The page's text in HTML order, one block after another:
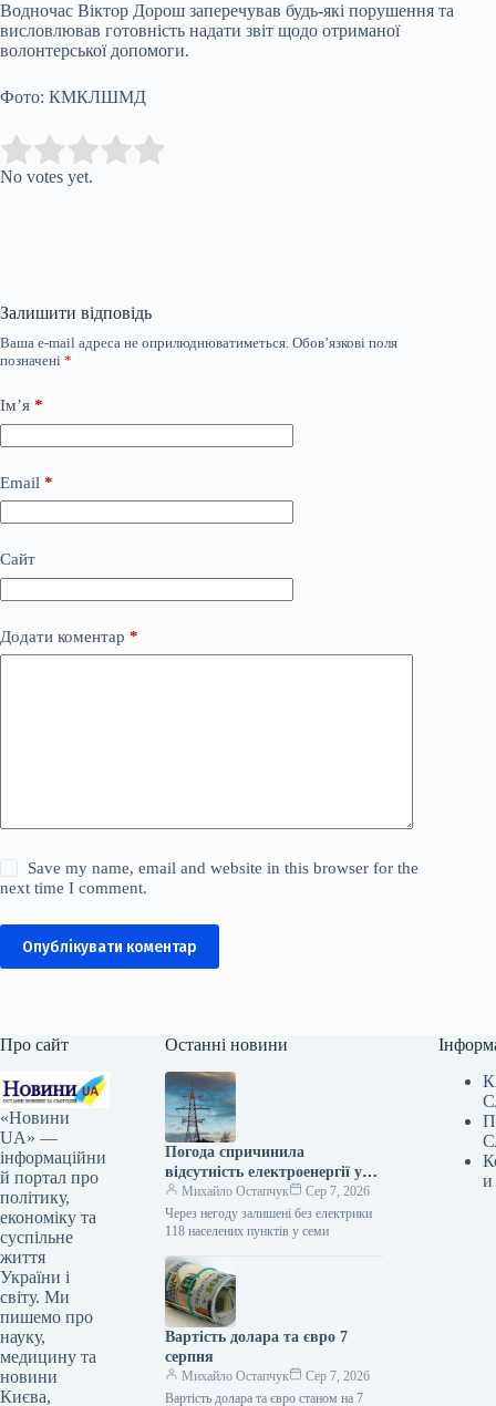
Водночас Віктор Дорош заперечував будь-які порушення та
висловлював готовність надати звіт щодо отриманої
волонтерської допомоги.
Фото: КМКЛШМД
Rate this item:
No votes yet.
Залишити відповідь
Ваша e-mail адреса не оприлюднюватиметься. Обов’язкові поля
позначені *
Ім’я *
Email *
Сайт
Додати коментар *
Save my name, email and website in this browser for the
next time I comment.
Опублікувати коментар
Про сайт
«Новини
UA» —
інформаційни
й портал про
політику,
економіку та
суспільне
життя
України і
світу. Ми
пишемо про
науку,
медицину та
новини
Києва,
Останні новини
Погода спричинила
відсутність електроенергії у
118 населених пунктах шести
областей.
Михайло Остапчук
Сер 7, 2026
Через негоду залишені без електрики
118 населених пунктів у семи
Вартість долара та євро 7
серпня
Михайло Остапчук
Сер 7, 2026
Вартість долара та євро станом на 7
и